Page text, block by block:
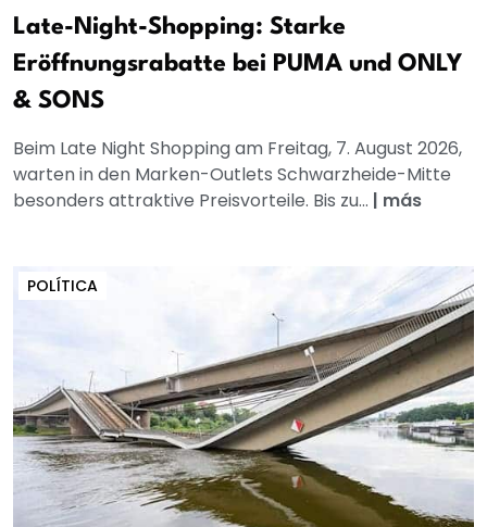
Late-Night-Shopping: Starke
Eröffnungsrabatte bei PUMA und ONLY
& SONS
Beim Late Night Shopping am Freitag, 7. August 2026,
warten in den Marken-Outlets Schwarzheide-Mitte
besonders attraktive Preisvorteile. Bis zu... | más
POLÍTICA